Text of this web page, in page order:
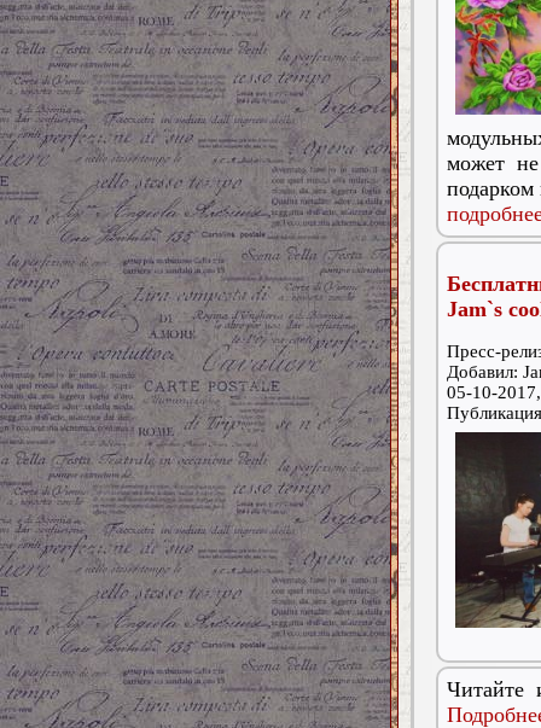
может
подарком
Jam`s
Пресс-
Добавил:
05-10-
Читайте